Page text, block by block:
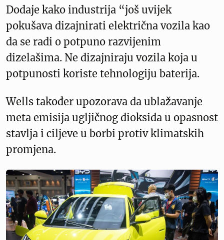
Dodaje kako industrija “još uvijek
pokušava dizajnirati električna vozila kao
da se radi o potpuno razvijenim
dizelašima. Ne dizajniraju vozila koja u
potpunosti koriste tehnologiju baterija.
Wells također upozorava da ublažavanje
meta emisija ugljičnog dioksida u opasnost
stavlja i ciljeve u borbi protiv klimatskih
promjena.